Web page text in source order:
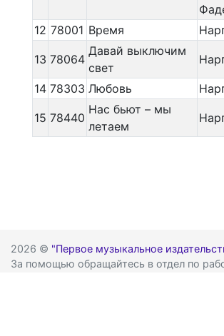
12 78001 Время
13 78064
Давай выключим
свет
14 78303 Любовь
15 78440
Нас бьют – мы
летаем
2026 © "Первое музыкальное
За помощью обращайтесь в отдел по